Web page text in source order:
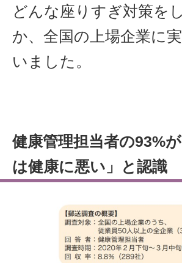
どんな座りすぎ対策を
か、全国の上場企業に
いました。
健康管理担当者の93%
は健康に悪い」と認識